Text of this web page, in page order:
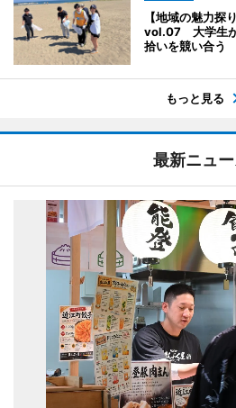
【地域の魅力探
vol.07 大学生が
拾いを競い合う
もっと見る
最新ニュ